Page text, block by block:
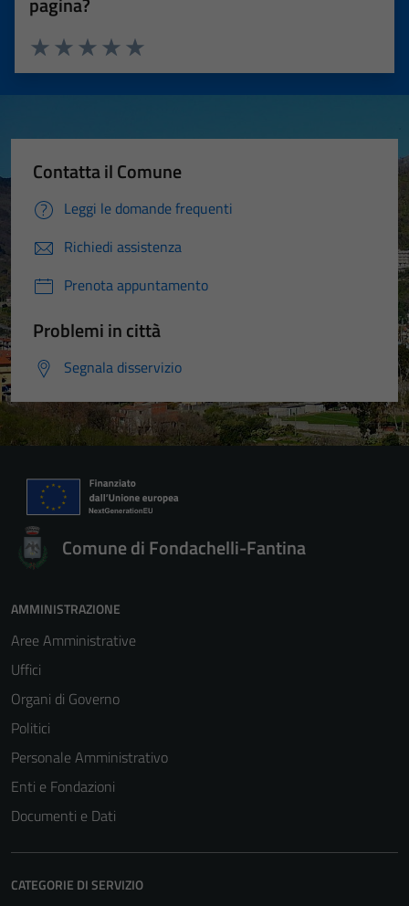
Valuta 5 stelle su 5
Valuta 4 stelle su 5
Valuta 3 stelle su 5
Valuta 2 stelle su 5
Valuta 1 stelle su 5
Contatta il Comune
Leggi le domande frequenti
Richiedi assistenza
Prenota appuntamento
Problemi in città
Segnala disservizio
Comune di Fondachelli-Fantina
AMMINISTRAZIONE
Aree Amministrative
Uffici
Organi di Governo
Politici
Personale Amministrativo
Enti e Fondazioni
Documenti e Dati
CATEGORIE DI SERVIZIO